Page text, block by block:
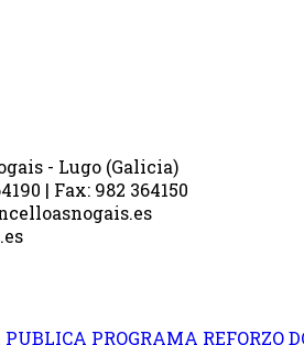
- Lugo (Galicia)
| Fax: 982 364150
PROGRAMA REFORZO